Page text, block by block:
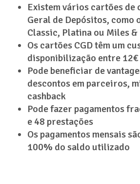
Existem vários cartões de
Geral de Depósitos, como
Classic, Platina ou Miles
Os cartões CGD têm um
disponibilização entre 12€
Pode beneficiar de
descontos em parceiros,
cashback
Pode fazer pagamentos
e 48 prestações
Os pagamentos mensais
100% do saldo utilizado